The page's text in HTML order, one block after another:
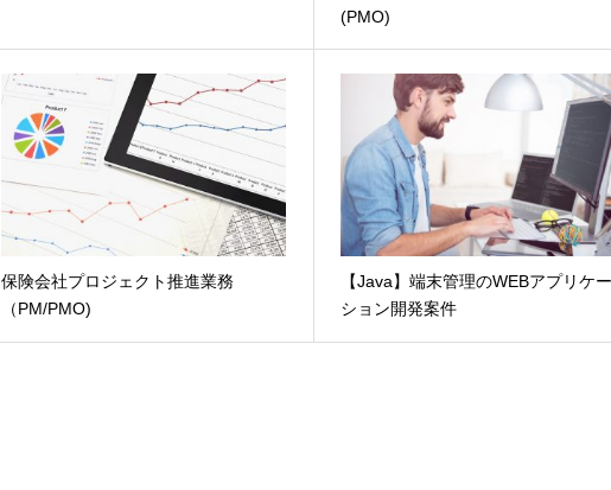
(PMO)
保険会社プロジェクト推進業務
（PM/PMO)
【Java】端末管理のWEBアプリケ
ション開発案件